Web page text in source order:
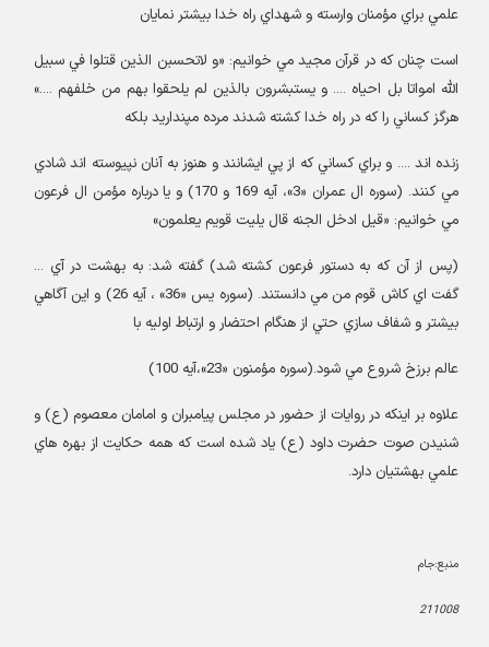
علمي براي مؤمنان وارسته و شهداي راه خدا بيشتر نمايان
است چنان که در قرآن مجيد مي خوانيم: «و لاتحسبن الذين قتلوا في سبيل
الله امواتا بل احياه .... و يستبشرون بالذين لم يلحقوا بهم من خلفهم ....»
هرگز کساني را که در راه خدا کشته شدند مرده مپنداريد بلکه
زنده اند .... و براي کساني که از پي ايشانند و هنوز به آنان نپيوسته اند شادي
مي کنند. (سوره ال عمران «3»، آيه 169 و 170) و يا درباره مؤمن ال فرعون
مي خوانيم: «قيل ادخل الجنه قال يليت قويم يعلمون»
پس از آن که به دستور فرعون کشته شد) گفته شد: به بهشت در آي ...
گفت اي کاش قوم من مي دانستند. (سوره يس «36» ، آيه 26) و اين آگاهي
بيشتر و شفاف سازي حتي از هنگام احتضار و ارتباط اوليه با
عالم برزخ شروع مي شود.(سوره مؤمنون «23»،آيه 100 )
علاوه بر اينکه در روايات از حضور در مجلس پيامبران و امامان معصوم (ع) و
شنيدن صوت حضرت داود (ع) ياد شده است که همه حکايت از بهره هاي
علمي بهشتيان دارد.
منبع:جام
211008